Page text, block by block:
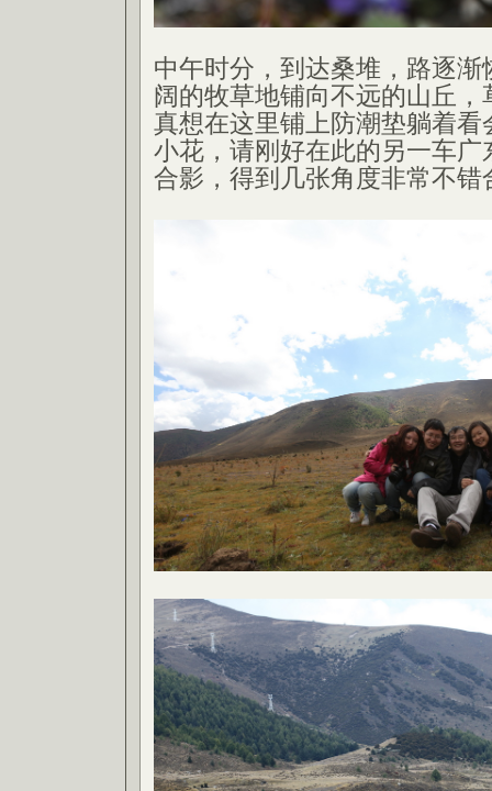
中午时分，到达桑堆，路逐
阔的牧草地铺向不远的山丘
真想在这里铺上防潮垫躺着看
小花，请刚好在此的另一车广
合影，得到几张角度非常不错